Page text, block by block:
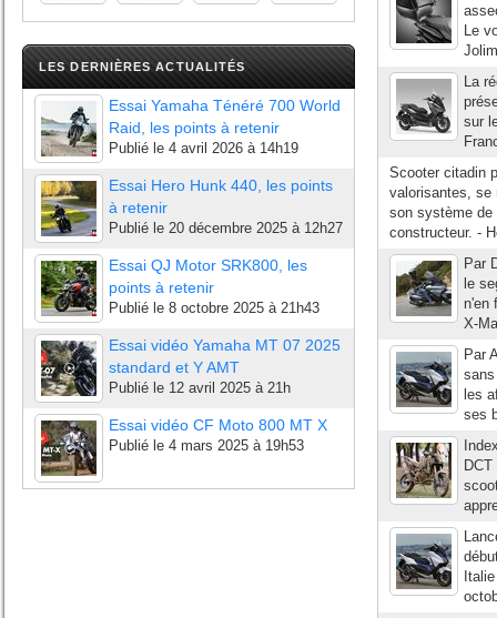
LES DERNIÈRES ACTUALITÉS
Essai Yamaha Ténéré 700 World
Raid, les points à retenir
Publié le 4 avril 2026 à 14h19
Essai Hero Hunk 440, les points
à retenir
Publié le 20 décembre 2025 à 12h27
Essai QJ Motor SRK800, les
points à retenir
Publié le 8 octobre 2025 à 21h43
Essai vidéo Yamaha MT 07 2025
standard et Y AMT
Publié le 12 avril 2025 à 21h
Essai vidéo CF Moto 800 MT X
Publié le 4 mars 2025 à 19h53
Le
La
sur
Scooter citadin
valorisantes, se
son système de
constructeur. -
Par
le
n'en
X-
Par
les
ses